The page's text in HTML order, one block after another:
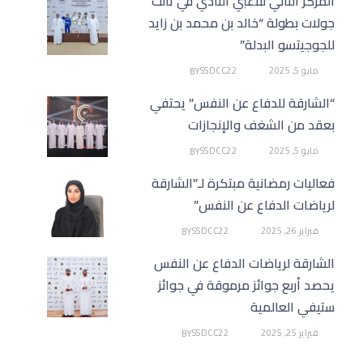
جولات بطولة “خالد بن محمد بن زايد
للجوجيتسو البدلة”
مايو 5, 2025 BYSSDCC22
“الشارقة للدفاع عن النفس” يحتفي
بعقد من الشغف والإنجازات
مايو 5, 2025 BYSSDCC22
فعاليات رمضانية مبتكرة لـ”الشارقة
لرياضات الدفاع عن النفس”
فبراير 26, 2025 BYSSDCC22
الشارقة لرياضات الدفاع عن النفس
يحصد أربع جوائز مرموقة في جوائز
ستيفي العالمية
فبراير 25, 2025 BYSSDCC22